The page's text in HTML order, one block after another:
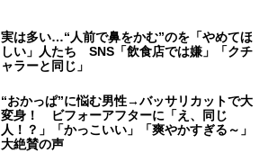
実は多い…“人前で鼻をかむ”のを「やめてほ
しい」人たち SNS「飲食店では嫌」「クチ
ャラーと同じ」
“おかっぱ”に悩む男性→バッサリカットで大
変身！ ビフォーアフターに「え、同じ
人！？」「かっこいい」「爽やかすぎる～」
大絶賛の声